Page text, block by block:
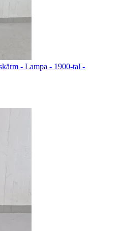
- Lampa - 1900-tal -